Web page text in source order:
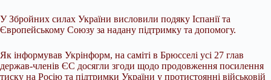
У Збройних силах України висловили подяку Іспанії та
Європейському Союзу за надану підтримку та допомогу.
Як інформував Укрінформ, на саміті в Брюсселі усі 27 глав
держав-членів ЄС досягли згоди щодо продовження посилення
тиску на Росію та підтримки України у протистоянні військовій